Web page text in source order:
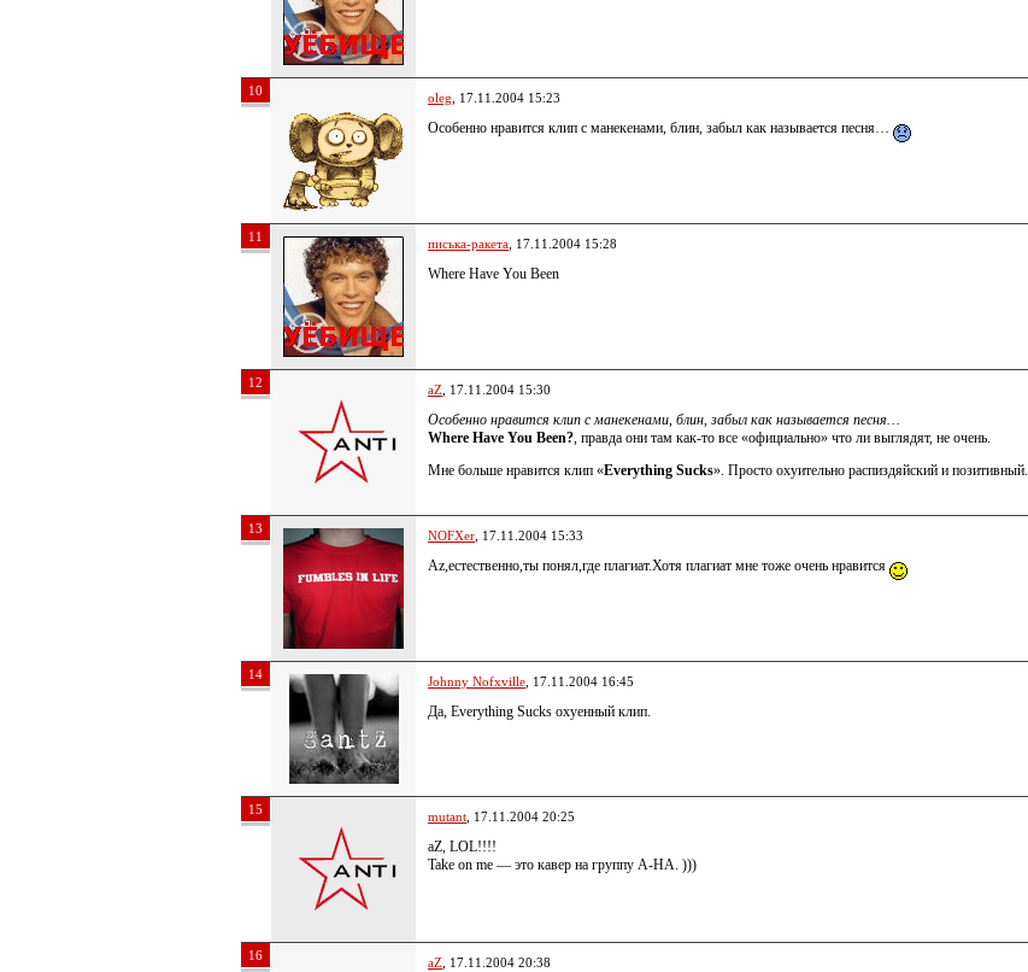
10 oleg , 17.11.2004 15:23
Особенно нравится клип с манекенами, блин, забыл как называется песня…
11 писька-ракета , 17.11.2004 15:28
Where Have You Been
12 aZ , 17.11.2004 15:30
Особенно нравится клип с манекенами, блин, забыл как называется песня…
Where Have You Been?, правда они там как-то все «официально» что ли выглядят, не очень.
Мне больше нравится клип «Everything Sucks». Просто охуительно распиздяйский и позитивный.
13 NOFXer , 17.11.2004 15:33
Az,естественно,ты понял,где плагиат.Хотя плагиат мне тоже очень нравится
14 Johnny Nofxville , 17.11.2004 16:45
Да, Everything Sucks охуенный клип.
15 mutant , 17.11.2004 20:25
aZ, LOL!!!!
Take on me — это кавер на группу A-HA. )))
16 aZ , 17.11.2004 20:38